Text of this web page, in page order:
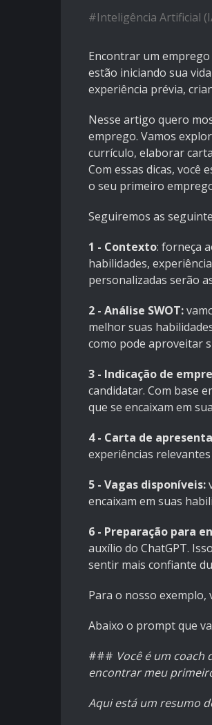
#Inteligência Artificial
Encontrar um
estão iniciando sua
experiência prévia,
Nesse artigo quero
emprego. Vamos
currículo, elaborar
Com essas dicas, você
o seu primeiro
Seguiremos as
1 - Contexto: forneça
habilidades,
personalizadas serão
2 - Análise SWOT:
melhor suas
como pode aproveitar
3 - Indicação de
candidatar. Com base
que se encaixam em
4 - Carta de
experiências
5 - Vagas disponíveis:
encaixam em suas
6 - Preparação para
auxílio do ChatGPT.
sentir mais confiante
Para o nosso
Abaixo o prompt que
### Você é um
encontrar meu
Aqui está um resumo